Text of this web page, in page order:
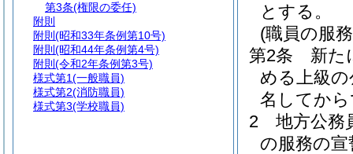
とする。
(職員の服
第2条
新た
める上級
名してか
2
地方公務
の服務の
第3条(権限の委任)
附則
附則 (昭和33年条例第10号)
附則 (昭和44年条例第4号)
附則 (令和2年条例第3号)
様式第1(一般職員)
様式第2(消防職員)
様式第3(学校職員)